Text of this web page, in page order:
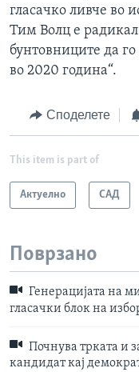
гласачко ливче во
Тим Волц е
бунтовниците да
во 2020 година“.
Споделете
This item is part of
Актуелно САД
Поврзано
Генерацијата на
гласачки блок на
Почнува трката и
кандидат кај